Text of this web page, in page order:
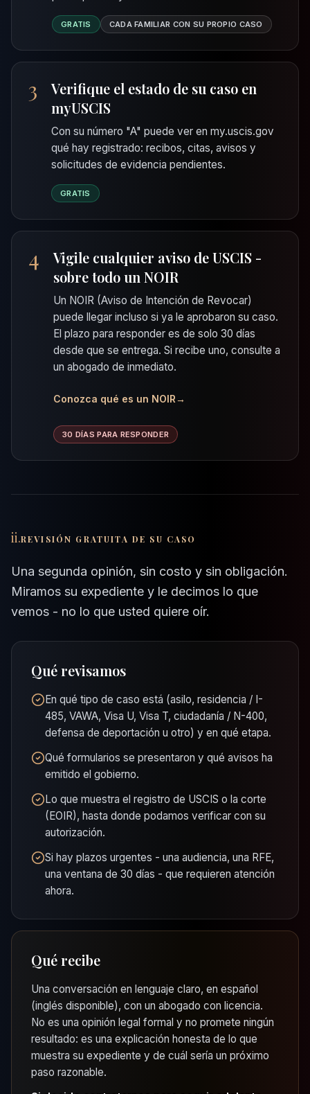
GRATIS CADA FAMILIAR CON SU PROPIO CASO
3
Verifique el estado de su caso en
myUSCIS
Con su número "A" puede ver en my.uscis.gov
qué hay registrado: recibos, citas, avisos y
solicitudes de evidencia pendientes.
GRATIS
4
Vigile cualquier aviso de USCIS -
sobre todo un NOIR
Un NOIR (Aviso de Intención de Revocar)
puede llegar incluso si ya le aprobaron su caso.
El plazo para responder es de solo 30 días
desde que se entrega. Si recibe uno, consulte a
un abogado de inmediato.
Conozca qué es un NOIR→
30 DÍAS PARA RESPONDER
ii.REVISIÓN GRATUITA DE SU CASO
Una segunda opinión, sin costo y sin obligación.
Miramos su expediente y le decimos lo que
vemos - no lo que usted quiere oír.
Qué revisamos
En qué tipo de caso está (asilo, residencia / I-
485, VAWA, Visa U, Visa T, ciudadanía / N-400,
defensa de deportación u otro) y en qué etapa.
Qué formularios se presentaron y qué avisos ha
emitido el gobierno.
Lo que muestra el registro de USCIS o la corte
(EOIR), hasta donde podamos verificar con su
autorización.
Si hay plazos urgentes - una audiencia, una RFE,
una ventana de 30 días - que requieren atención
ahora.
Qué recibe
Una conversación en lenguaje claro, en español
(inglés disponible), con un abogado con licencia.
No es una opinión legal formal y no promete ningún
resultado: es una explicación honesta de lo que
muestra su expediente y de cuál sería un próximo
paso razonable.